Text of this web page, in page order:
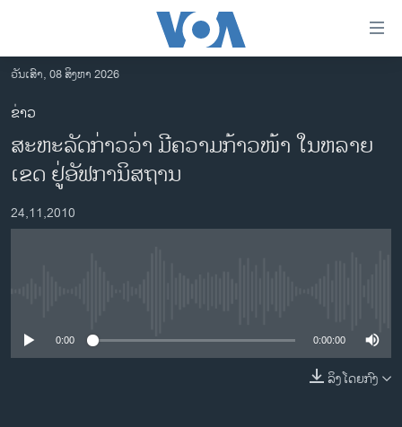
ເຂົ້າ
ຫາ
ຂ້າມ
ຂ້າມ
ຂ້າມ
ໄປ
ຫາ
ຊອກ
ອາເມຣິກາ
ການເລືອກຕັ້ງ ປະທານາທີບໍດີ ສະຫະລັດ 2024
ຂ່າວ​ຈີນ
ຊີວິດຊາວລາວ
ວັນເສົາ, 08 ສິງຫາ 2026
ຂ່າວ
ສະຫະລັດກ່າວວ່າ ມີຄວາມກ້າວໜ້າ ໃນຫລາຍ
ເຂດ ຢູ່ອັຟການິສຖານ
24,11,2010
0:00 0:00:00
ລິງໂດຍກົງ